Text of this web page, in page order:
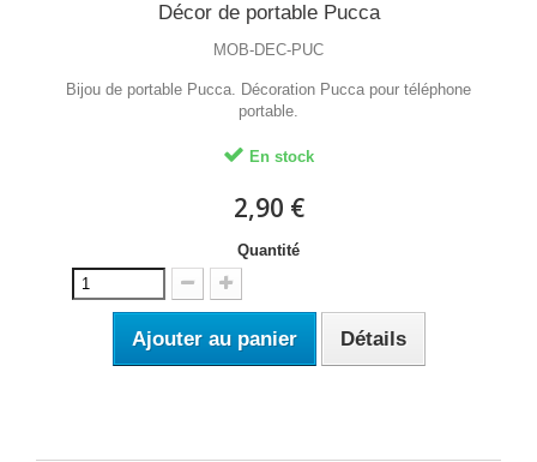
Décor de portable Pucca
MOB-DEC-PUC
Bijou de portable Pucca. Décoration Pucca pour téléphone
portable.
En stock
2,90 €
Quantité
Ajouter au panier Détails